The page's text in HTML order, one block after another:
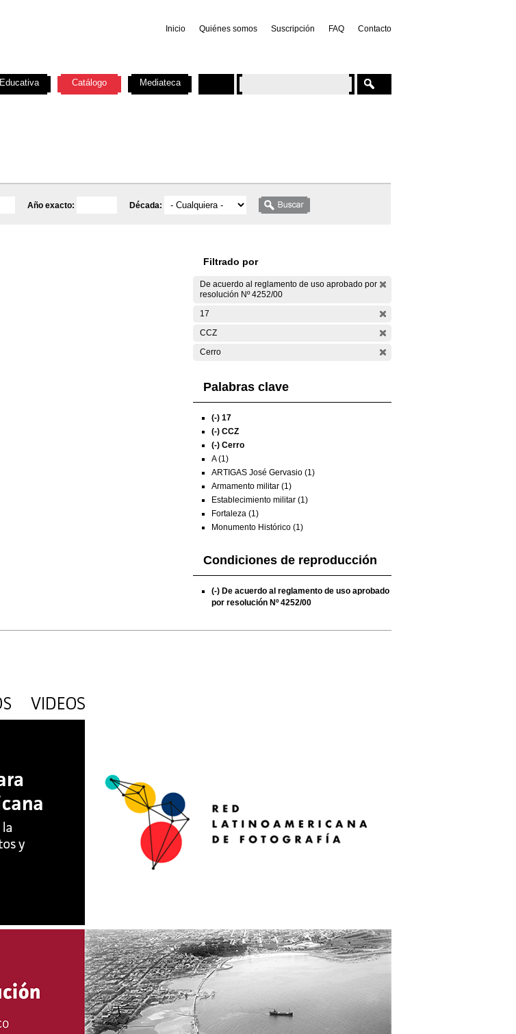
Inicio Quiénes somos Suscripción FAQ Contacto
Año exacto: Década:
Filtrado por
De acuerdo al reglamento de uso aprobado por
resolución Nº 4252/00
17
CCZ
Cerro
Palabras clave
(-) 17
(-) CCZ
(-) Cerro
A (1)
ARTIGAS José Gervasio (1)
Armamento militar (1)
Establecimiento militar (1)
Fortaleza (1)
Monumento Histórico (1)
Condiciones de reproducción
(-) De acuerdo al reglamento de uso aprobado
por resolución Nº 4252/00
Educativa Catálogo Mediateca